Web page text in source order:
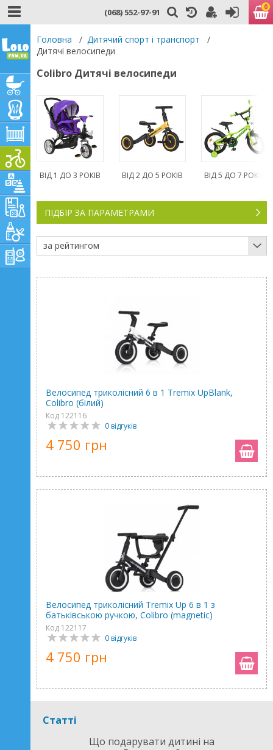
(068) 552-97-91 0
Головна / Дитячий спорт і транспорт
/
Дитячі велосипеди
Colibro Дитячі велосипеди
ВІД 1 ДО 3 РОКІВ ВІД 2 ДО 5 РОКІВ ВІД 5 ДО 7 РОКІВ
ПІДБІР ЗА ПАРАМЕТРАМИ
за рейтингом
Велосипед триколісний 6 в 1 Tremix UpBlank,
Colibro (білий)
Код 122116
0 відгуків
4 750 грн
Велосипед триколісний Tremix Up 6 в 1 з
батьківською ручкою, Colibro (magnetic)
Код 122117
0 відгуків
4 750 грн
Статті
Що подарувати дитині на